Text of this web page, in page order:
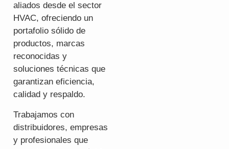
aliados desde el sector
HVAC, ofreciendo un
portafolio sólido de
productos, marcas
reconocidas y
soluciones técnicas que
garantizan eficiencia,
calidad y respaldo.
Trabajamos con
distribuidores, empresas
y profesionales que